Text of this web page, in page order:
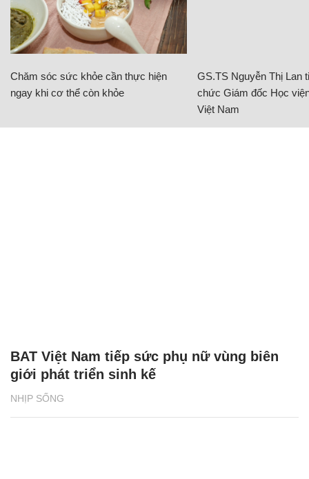
Chăm sóc sức khỏe cần thực hiện
ngay khi cơ thể còn khỏe
GS.TS Nguyễn Thị Lan
chức Giám đốc Học
Việt Nam
NHỊP SỐNG
BAT Việt Nam tiếp sức phụ nữ vùng biên
giới phát triển sinh kế